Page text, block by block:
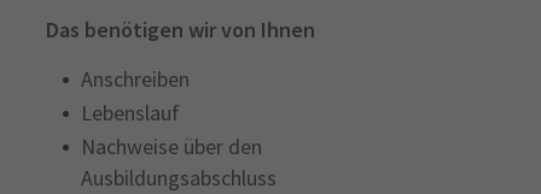
Das benötigen wir von Ihnen
Anschreiben
Lebenslauf
Nachweise über den
Ausbildungsabschluss